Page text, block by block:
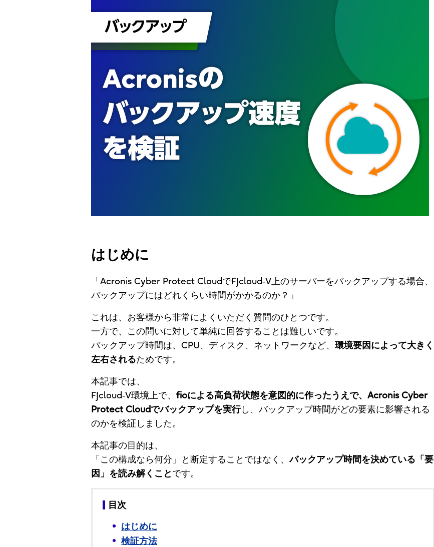
はじめに
「Acronis Cyber Protect CloudでFJcloud‑V上のサーバーをバックアップする場合、
バックアップにはどれくらい時間がかかるのか？」
これは、お客様から非常によくいただく質問のひとつです。
一方で、この問いに対して単純に回答することは難しいです。
バックアップ時間は、CPU、ディスク、ネットワークなど、 環境要因によって大きく
左右されるためです。
本記事では、
FJcloud‑V環境上で、 fioによる高負荷状態を意図的に作ったうえで、Acronis Cyber
Protect Cloudでバックアップを実行し、バックアップ時間がどの要素に影響される
のかを検証しました。
本記事の目的は、
「この構成なら何分」と断定することではなく、バックアップ時間を決めている「要
因」を読み解くことです。
目次
はじめに
検証方法